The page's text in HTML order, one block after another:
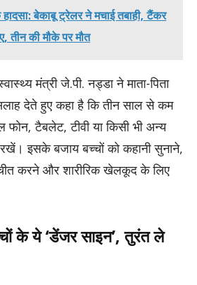
बेकाबू ट्रेलर ने मचाई तबाही, टैंकर
तीन की मौके पर मौत
मंत्री जे.पी. नड्डा ने माता-पिता
देते हुए कहा है कि तीन साल से कम
फोन, टैबलेट, टीवी या किसी भी अन्य
इसके बजाय बच्चों को कहानी सुनाने,
करने और शारीरिक खेलकूद के लिए
के ये ‘डेंजर साइन’, तुरंत ले